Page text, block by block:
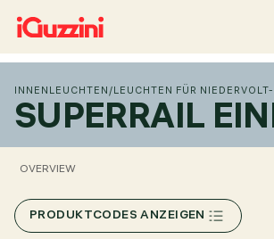
INNENLEUCHTEN /LEUCHTEN FÜR
SUPERRAIL
OVERVIEW
PRODUKTCODES ANZEIGEN